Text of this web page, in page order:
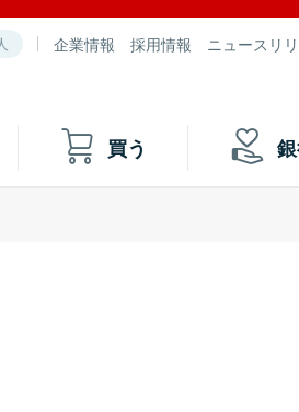
企業情報 採用情報 ニュースリ
買う